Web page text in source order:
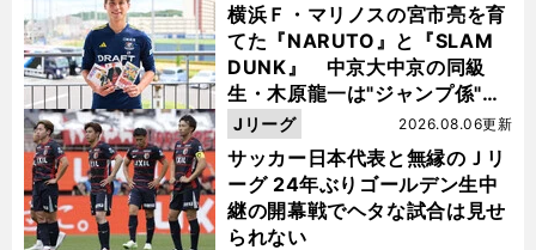
横浜Ｆ・マリノスの宮市亮を育
てた『NARUTO』と『SLAM
DUNK』 中京大中京の同級
生・木原龍一は"ジャンプ係"だ
った
サッカー日本代表と無縁のＪリ
ーグ 24年ぶりゴールデン生中
継の開幕戦でヘタな試合は見せ
られない
2026.08.06更新
Jリーグ